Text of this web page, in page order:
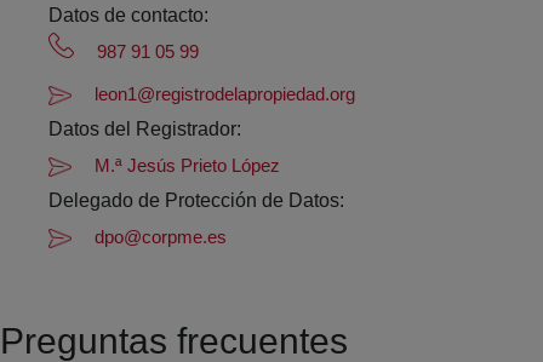
Datos de contacto:
987 91 05 99
leon1@registrodelapropiedad.org
Datos del Registrador:
M.ª Jesús Prieto López
Delegado de Protección de Datos:
dpo@corpme.es
Preguntas frecuentes